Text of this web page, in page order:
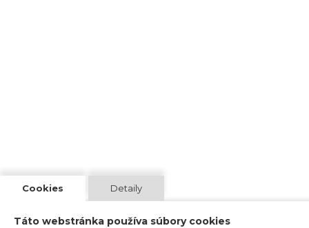
Cookies Detaily
Táto webstránka používa súbory cookies